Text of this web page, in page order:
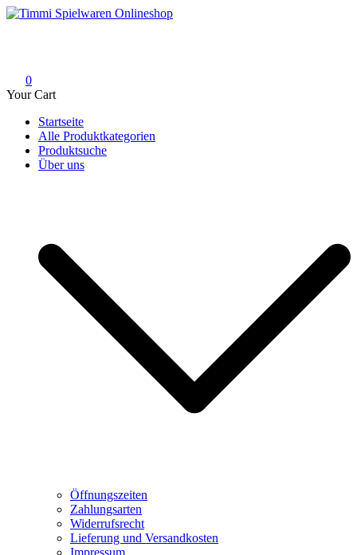
Skip
0
Your Cart
Startseite
Alle Produktkategorien
Produktsuche
Über uns
Öffnungszeiten
Zahlungsarten
Widerrufsrecht
Lieferung und Versandkosten
Impressum